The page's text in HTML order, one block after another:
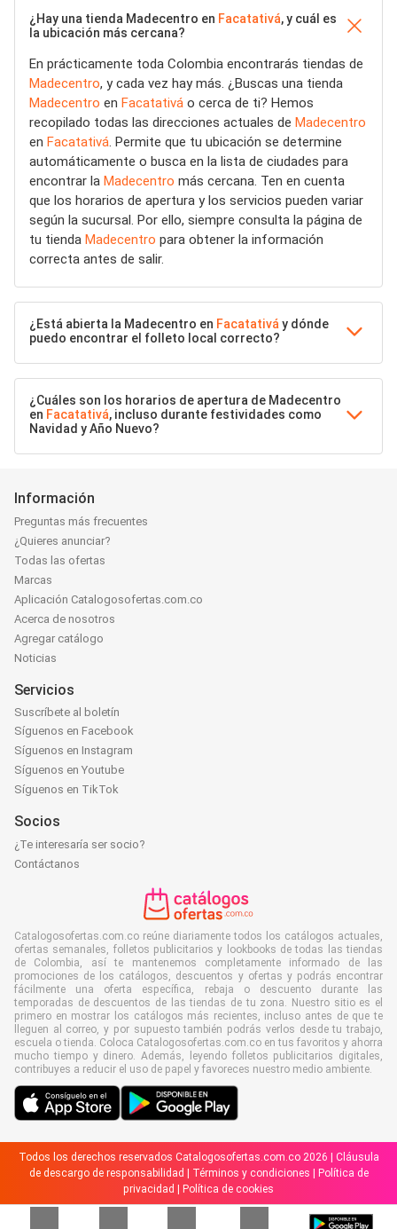
¿Hay una tienda Madecentro en Facatativá, y cuál es
la ubicación más cercana?
En prácticamente toda Colombia encontrarás tiendas de
Madecentro, y cada vez hay más. ¿Buscas una tienda
Madecentro en Facatativá o cerca de ti? Hemos
recopilado todas las direcciones actuales de Madecentro
en Facatativá. Permite que tu ubicación se determine
automáticamente o busca en la lista de ciudades para
encontrar la Madecentro más cercana. Ten en cuenta
que los horarios de apertura y los servicios pueden variar
según la sucursal. Por ello, siempre consulta la página de
tu tienda Madecentro para obtener la información
correcta antes de salir.
¿Está abierta la Madecentro en Facatativá y dónde
puedo encontrar el folleto local correcto?
¿Cuáles son los horarios de apertura de Madecentro
en Facatativá, incluso durante festividades como
Navidad y Año Nuevo?
Información
Preguntas más frecuentes
¿Quieres anunciar?
Todas las ofertas
Marcas
Aplicación Catalogosofertas.com.co
Acerca de nosotros
Agregar catálogo
Noticias
Servicios
Suscríbete al boletín
Síguenos en Facebook
Síguenos en Instagram
Síguenos en Youtube
Síguenos en TikTok
Socios
¿Te interesaría ser socio?
Contáctanos
Catalogosofertas.com.co reúne diariamente todos los catálogos actuales,
ofertas semanales, folletos publicitarios y lookbooks de todas las tiendas
de Colombia, así te mantenemos completamente informado de las
promociones de los catálogos, descuentos y ofertas y podrás encontrar
fácilmente una oferta específica, rebaja o descuento durante las
temporadas de descuentos de las tiendas de tu zona. Nuestro sitio es el
primero en mostrar los catálogos más recientes, incluso antes de que te
lleguen al correo, y por supuesto también podrás verlos desde tu trabajo,
escuela o tienda. Coloca Catalogosofertas.com.co en tus favoritos y ahorra
mucho tiempo y dinero. Además, leyendo folletos publicitarios digitales,
contribuyes a reducir el uso de papel y favoreces nuestro medio ambiente.
Todos los derechos reservados Catalogosofertas.com.co 2026 | Cláusula
de descargo de responsabilidad
Términos y condiciones
Política de
privacidad
Política de cookies